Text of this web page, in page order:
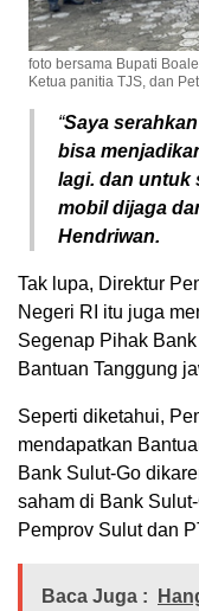
foto bersama Bupati
Ketua panitia TJS, dan
“Saya
bisa
lagi. dan untuk
mobil dijaga
Hendriwan.
Tak lupa, Direktur
Negeri RI itu juga
Segenap Pihak
Bantuan Tanggung
Seperti diketahui,
mendapatkan
Bank Sulut-Go
saham di Bank
Pemprov Sulut dan
Baca Juga :